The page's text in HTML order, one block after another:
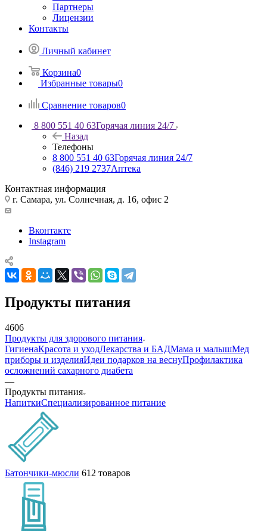
Партнеры
Лицензии
Контакты
Личный кабинет
Корзина0
Избранные товары0
Сравнение товаров0
8 800 551 40 63Горячая линия 24/7
Назад
Телефоны
8 800 551 40 63Горячая линия 24/7
(846) 219 2737Аптека
Контактная информация
г. Самара, ул. Солнечная, д. 16, офис 2
Вконтакте
Instagram
Продукты питания
4606
Продукты для здорового питания
ГигиенаКрасота и уходЛекарства и БАДМама и малышМед
приборы и изделияИдеи подарков на веснуПрофилактика
осложнений сахарного диабета
—
Продукты питания
НапиткиСпециализированное питание
Батончики-мюсли 612 товаров